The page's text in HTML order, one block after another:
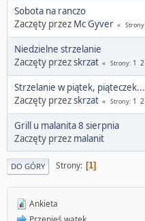
Sobota na ranczo
Zaczęty przez Mc Gyver Strony
Niedzielne strzelanie
Zaczęty przezskrzat Strony 1 2
Strzelanie w piątek, piąteczek...
Zaczęty przezskrzat Strony 1 2
Grill u malanita 8 sierpnia
Zaczęty przez malanit
DO GÓRY Strony 1
Ankieta